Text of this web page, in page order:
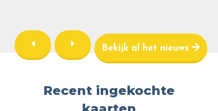
Bekijk al het nieuws
Recent ingekochte